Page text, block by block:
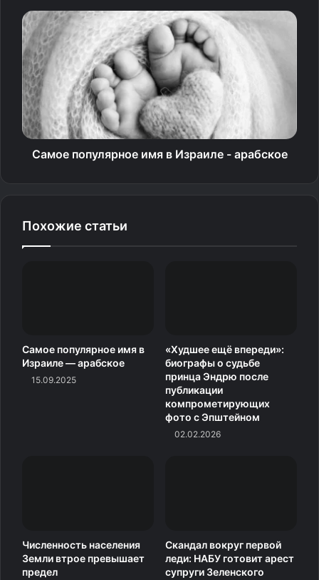
начала конфликта предпринимал огромные усилия…
чтобы оставаться по-настоящему нейтральным… Мы
продолжаем надеяться. Я верю в то, что мы никогда не
должны терять надежды», — отметил он.
Говоря о роли ООН в разрешении конфликтов, папа Лев
был пессимистичен: «К сожалению, кажется уже
общепризнанным, что, по крайней мере в настоящее
время, ООН потеряла способность сводить людей
проведший в Перу, заметил, что, возможно, будет
болеть за сборную этой страны. «Но я ещё большой
Самое популярное имя в Израиле - арабское
Похожие статьи
Самое популярное имя в
Израиле — арабское
15.09.2025
«Худшее ещё впереди»:
биографы о судьбе
принца Эндрю после
публикации
компрометирующих
фото с Эпштейном
02.02.2026
Численность населения
Земли втрое превышает
предел
Скандал вокруг первой
леди: НАБУ готовит арест
супруги Зеленского